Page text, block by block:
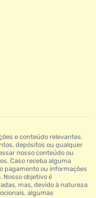
e conteúdo relevantes.
depósitos ou qualquer
nosso conteúdo ou
Caso receba alguma
pagamento ou informações
objetivo é
mas, devido à natureza
algumas